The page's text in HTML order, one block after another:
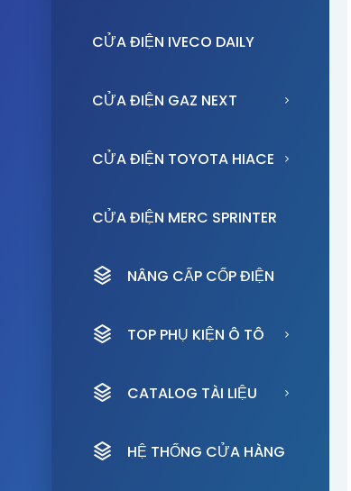
CỬA ĐIỆN IVECO DAILY
CỬA ĐIỆN GAZ NEXT
CỬA ĐIỆN TOYOTA HIACE
CỬA ĐIỆN MERC SPRINTER
NÂNG CẤP CỐP ĐIỆN
TOP PHỤ KIỆN Ô TÔ
CATALOG TÀI LIỆU
HỆ THỐNG CỬA HÀNG